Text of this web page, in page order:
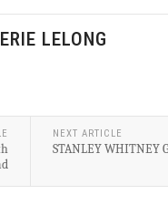
LELONG
NEXT ARTICLE
STANLEY WHITNEY